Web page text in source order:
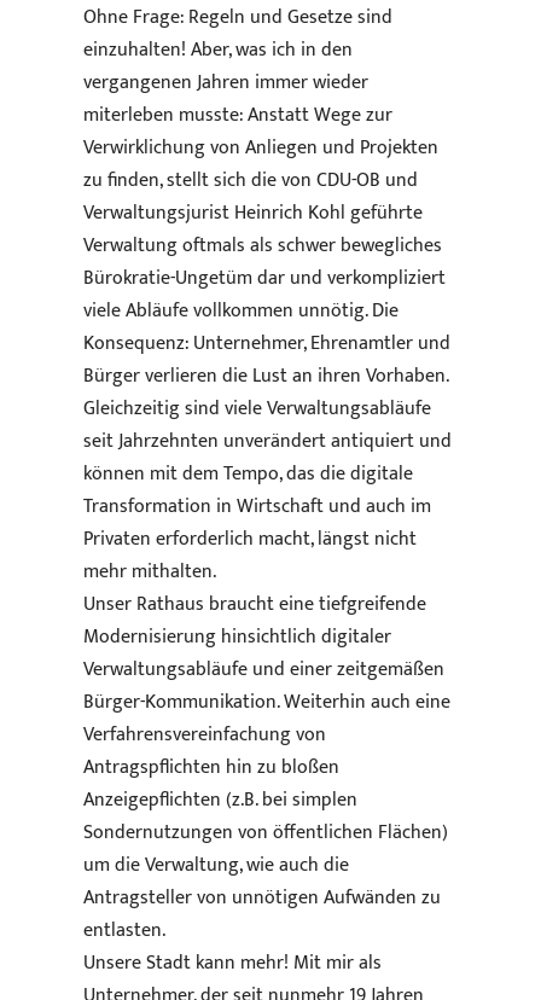
Ohne Frage: Regeln und Gesetze sind
einzuhalten! Aber, was ich in den
vergangenen Jahren immer wieder
miterleben musste: Anstatt Wege zur
Verwirklichung von Anliegen und Projekten
zu finden, stellt sich die von CDU-OB und
Verwaltungsjurist Heinrich Kohl geführte
Verwaltung oftmals als schwer bewegliches
Bürokratie-Ungetüm dar und verkompliziert
viele Abläufe vollkommen unnötig. Die
Konsequenz: Unternehmer, Ehrenamtler und
Bürger verlieren die Lust an ihren Vorhaben.
Gleichzeitig sind viele Verwaltungsabläufe
seit Jahrzehnten unverändert antiquiert und
können mit dem Tempo, das die digitale
Transformation in Wirtschaft und auch im
Privaten erforderlich macht, längst nicht
mehr mithalten.
Unser Rathaus braucht eine tiefgreifende
Modernisierung hinsichtlich digitaler
Verwaltungsabläufe und einer zeitgemäßen
Bürger-Kommunikation. Weiterhin auch eine
Verfahrensvereinfachung von
Antragspflichten hin zu bloßen
Anzeigepflichten (z.B. bei simplen
Sondernutzungen von öffentlichen Flächen)
um die Verwaltung, wie auch die
Antragsteller von unnötigen Aufwänden zu
entlasten.
Unsere Stadt kann mehr! Mit mir als